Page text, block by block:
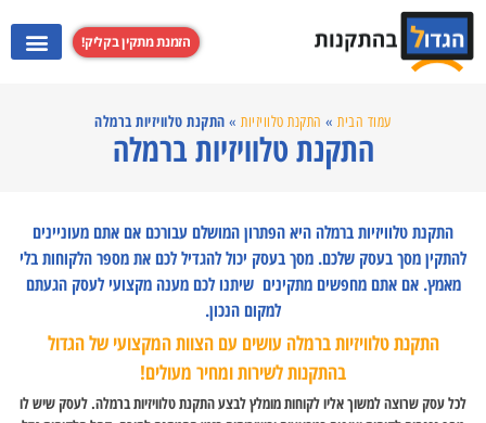
הזמנת מתקין בקליק!
עמוד הבית» התקנת טלוויזיות» התקנת טלוויזיות ברמלה
התקנת טלוויזיות ברמלה
התקנת טלוויזיות ברמלה היא הפתרון המושלם עבורכם אם אתם מעוניינים
להתקין מסך בעסק שלכם. מסך בעסק יכול להגדיל לכם את מספר הלקוחות בלי
מאמץ. אם אתם מחפשים מתקינים שיתנו לכם מענה מקצועי לעסק הגעתם
למקום הנכון.
התקנת טלוויזיות ברמלה עושים עם הצוות המקצועי של הגדול
בהתקנות לשירות ומחיר מעולים!
לכל עסק שרוצה למשוך אליו לקוחות מומלץ לבצע התקנת טלוויזיות ברמלה. לעסק שיש לו